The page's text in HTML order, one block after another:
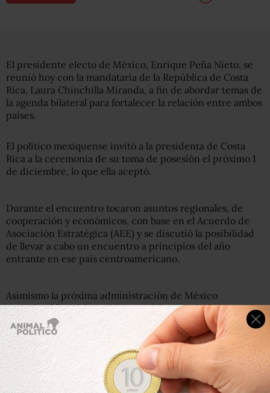
El presidente electo de México, Enrique Peña Nieto, se
reunió hoy con la mandataria de la República de Costa
Rica, Laura Chinchilla Miranda, a fin de abordar temas de
la agenda bilateral para fortalecer la relación entre ambos
países.
El político mexiquense invitó a la presidenta de Costa
Rica a la ceremonia de su toma de posesión el próximo 1
de diciembre, lo que ella aceptó.
Durante el encuentro tocaron asuntos regionales, de
cooperación y económicos, con base en el Acuerdo de
Asociación Estratégica (AEE) y se discutió la posibilidad
de llevar a cabo un encuentro a principios del año
entrante en ese país centroamericano.
Asimismo la próxima administración de México
estrechará la colaboración con el Sistema de Integración
Centroamericana (SICA), cuya presidencia pro tempore
recaerá en Costa Rica, durante los primeros seis meses
de 2013, según el comunicado.
Trascendió que México apoyará los esfuerzos de
acercamiento de Costa Rica con la Alianza del Pacífico y